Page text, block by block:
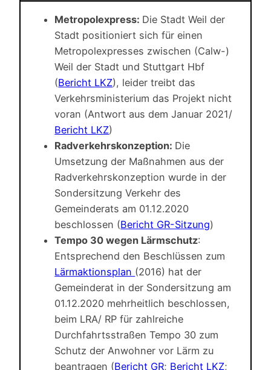
Metropolexpress: Die Stadt Weil der
Stadt positioniert sich für einen
Metropolexpresses zwischen (Calw-)
Weil der Stadt und Stuttgart Hbf
(Bericht LKZ), leider treibt das
Verkehrsministerium das Projekt nicht
voran (Antwort aus dem Januar 2021/
Bericht LKZ)
Radverkehrskonzeption: Die
Umsetzung der Maßnahmen aus der
Radverkehrskonzeption wurde in der
Sondersitzung Verkehr des
Gemeinderats am 01.12.2020
beschlossen (Bericht GR-Sitzung)
Tempo 30 wegen Lärmschutz:
Entsprechend den Beschlüssen zum
Lärmaktionsplan (2016) hat der
Gemeinderat in der Sondersitzung am
01.12.2020 mehrheitlich beschlossen,
beim LRA/ RP für zahlreiche
Durchfahrtsstraßen Tempo 30 zum
Schutz der Anwohner vor Lärm zu
beantragen (Bericht GR; Bericht LKZ;